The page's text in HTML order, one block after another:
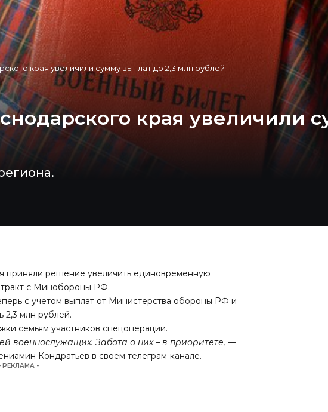
края увеличили сумму выплат до 2,3 млн рублей
края увеличили
приняли решение увеличить единовременную
с Минобороны РФ.
с учетом выплат от Министерства обороны РФ и
2,3 млн рублей.
семьям участников спецоперации.
военнослужащих. Забота о них – в приоритете, —
Кондратьев в своем телеграм-канале.
РЕКЛАМА -